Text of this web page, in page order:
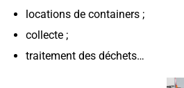
locations de containers ;
collecte ;
traitement des déchets…